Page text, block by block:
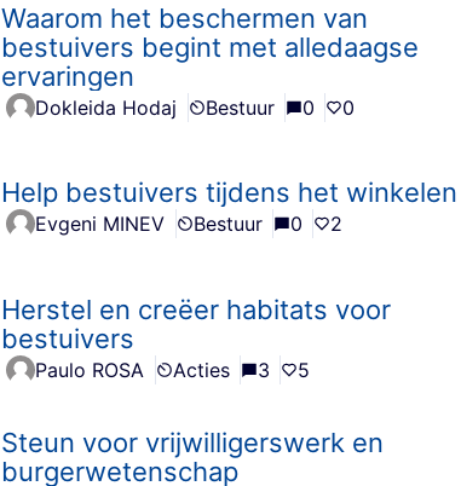
Waarom het beschermen van
bestuivers begint met alledaagse
ervaringen
Dokleida Hodaj Bestuur 0 0
Help bestuivers tijdens het winkelen
Evgeni MINEV Bestuur 0 2
Herstel en creëer habitats voor
bestuivers
Paulo ROSA Acties 3 5
Steun voor vrijwilligerswerk en
burgerwetenschap